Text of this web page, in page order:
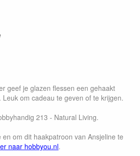
geef je glazen flessen een gehaakt
Leuk om cadeau te geven of te krijgen.
213 - Natural Living.
om dit haakpatroon van Ansjeline te
naar hobbyou.nl.